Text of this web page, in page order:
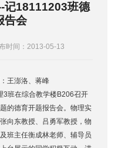
记18111203班德
告会
时间：2013-05-13
王澎洛、蒋峰
班在综合教学楼B206召开
的德育开题报告会。物理实
向东教授、吕勇军教授，物
班主任衡成林老师、辅导员